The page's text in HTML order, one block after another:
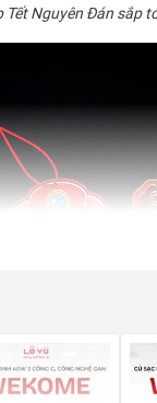
Nguyên Đán sắp